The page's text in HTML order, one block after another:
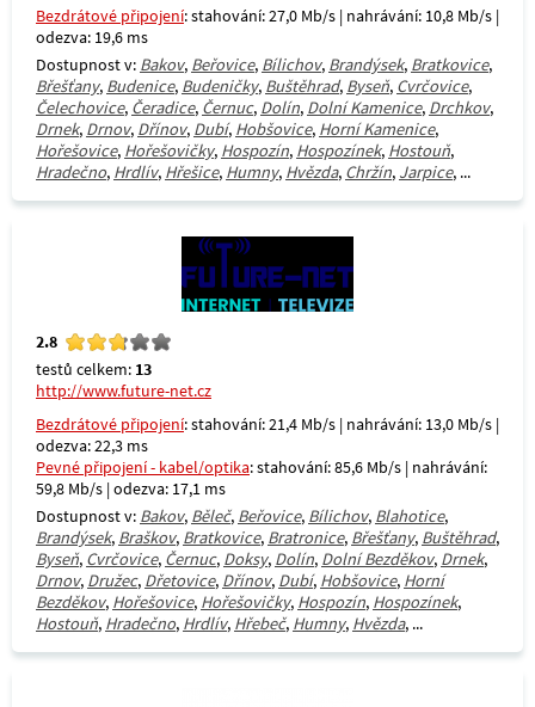
Bezdrátové připojení: stahování: 27,0 Mb/s | nahrávání: 10,8 Mb/s |
odezva: 19,6 ms
Dostupnost v: Bakov, Beřovice, Bílichov, Brandýsek, Bratkovice,
Břešťany, Budenice, Budeničky, Buštěhrad, Byseň, Cvrčovice,
Čelechovice, Čeradice, Černuc, Dolín, Dolní Kamenice, Drchkov,
Drnek, Drnov, Dřínov, Dubí, Hobšovice, Horní Kamenice,
Hořešovice, Hořešovičky, Hospozín, Hospozínek, Hostouň,
Hradečno, Hrdlív, Hřešice, Humny, Hvězda, Chržín, Jarpice, ...
2.8
testů celkem: 13
http://www.future-net.cz
Bezdrátové připojení: stahování: 21,4 Mb/s | nahrávání: 13,0 Mb/s |
odezva: 22,3 ms
Pevné připojení - kabel/optika: stahování: 85,6 Mb/s | nahrávání:
59,8 Mb/s | odezva: 17,1 ms
Dostupnost v: Bakov, Běleč, Beřovice, Bílichov, Blahotice,
Brandýsek, Braškov, Bratkovice, Bratronice, Břešťany, Buštěhrad,
Byseň, Cvrčovice, Černuc, Doksy, Dolín, Dolní Bezděkov, Drnek,
Drnov, Družec, Dřetovice, Dřínov, Dubí, Hobšovice, Horní
Bezděkov, Hořešovice, Hořešovičky, Hospozín, Hospozínek,
Hostouň, Hradečno, Hrdlív, Hřebeč, Humny, Hvězda, ...